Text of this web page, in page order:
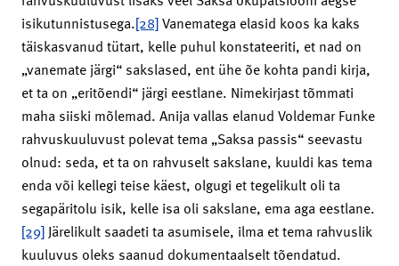
isikutunnistusega.[28]Vanematega elasid koos ka kaks
täiskasvanud tütart, kelle puhul konstateeriti, et nad on
„vanemate järgi“ sakslased, ent ühe õe kohta pandi kirja,
et ta on „eritõendi“ järgi eestlane. Nimekirjast tõmmati
maha siiski mõlemad. Anija vallas elanud Voldemar Funke
rahvuskuuluvust polevat tema „Saksa passis“ seevastu
olnud: seda, et ta on rahvuselt sakslane, kuuldi kas tema
enda või kellegi teise käest, olgugi et tegelikult oli ta
segapäritolu isik, kelle isa oli sakslane, ema aga eestlane.
[29] Järelikult saadeti ta asumisele, ilma et tema rahvuslik
kuuluvus oleks saanud dokumentaalselt tõendatud.